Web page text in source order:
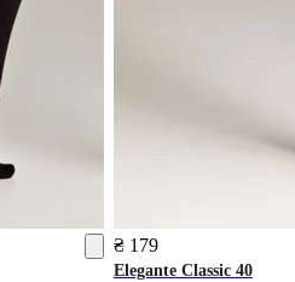
₴ 179
EleganteClassic 40